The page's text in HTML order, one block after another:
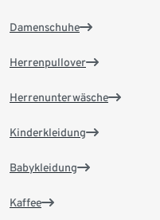
Damenschuhe
Herrenpullover
Herrenunterwäsche
Kinderkleidung
Babykleidung
Kaffee